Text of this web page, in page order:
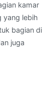
kamar
yang lebih
bagian di
juga